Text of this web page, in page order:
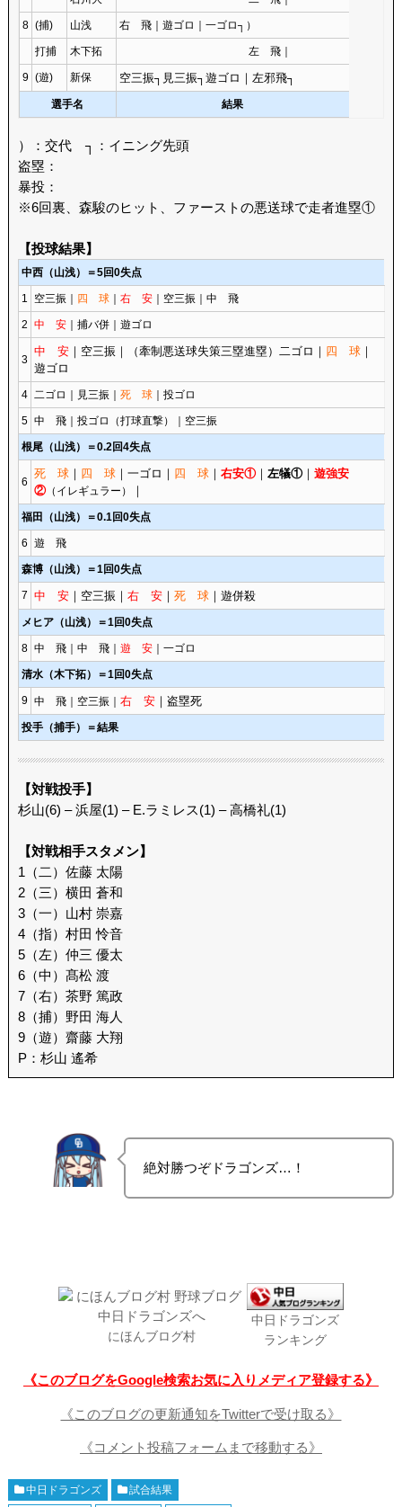
8 (捕) 山浅 右 飛｜遊ゴロ｜一ゴロ┐）
打捕 木下拓 左 飛｜
9 (遊) 新保 空三振┐見三振┐遊ゴロ｜左邪飛┐
選手名 結果
）：交代 ┐：イニング先頭
盗塁：
暴投：
※6回裏、森駿のヒット、ファーストの悪送球で走者進塁①
【投球結果】
中西（山浅）＝5回0失点
1 空三振｜ 四 球｜ 右 安｜空三振｜中 飛
2 中 安｜捕バ併｜遊ゴロ
3
中 安｜空三振｜（牽制悪送球失策三塁進塁）二ゴロ｜ 四 球｜
遊ゴロ
4 二ゴロ｜見三振｜ 死 球｜投ゴロ
5 中 飛｜投ゴロ（打球直撃）｜空三振
根尾（山浅）＝0.2回4失点
6
死 球｜ 四 球｜一ゴロ｜ 四 球｜ 右安①｜ 左犠①｜ 遊強安
②（イレギュラー） ｜
福田（山浅）＝0.1回0失点
6 遊 飛
森博（山浅）＝1回0失点
7 中 安｜空三振｜ 右 安｜ 死 球｜遊併殺
メヒア（山浅）＝1回0失点
8 中 飛｜中 飛｜ 遊 安｜一ゴロ
清水（木下拓）＝1回0失点
9 中 飛｜空三振｜ 右 安｜盗塁死
投手（捕手）＝結果
【対戦投手】
杉山(6) – 浜屋(1) – E.ラミレス(1) – 高橋礼(1)
【対戦相手スタメン】
1（二）佐藤 太陽
2（三）横田 蒼和
3（一）山村 崇嘉
4（指）村田 怜音
5（左）仲三 優太
6（中）髙松 渡
7（右）茶野 篤政
8（捕）野田 海人
9（遊）齋藤 大翔
P：杉山 遙希
絶対勝つぞドラゴンズ…！
にほんブログ村
中日ドラゴンズ
ランキング
《このブログをGoogle検索お気に入りメディア登録する》
《このブログの更新通知をTwitterで受け取る》
《コメント投稿フォームまで移動する》
中日ドラゴンズ
試合結果